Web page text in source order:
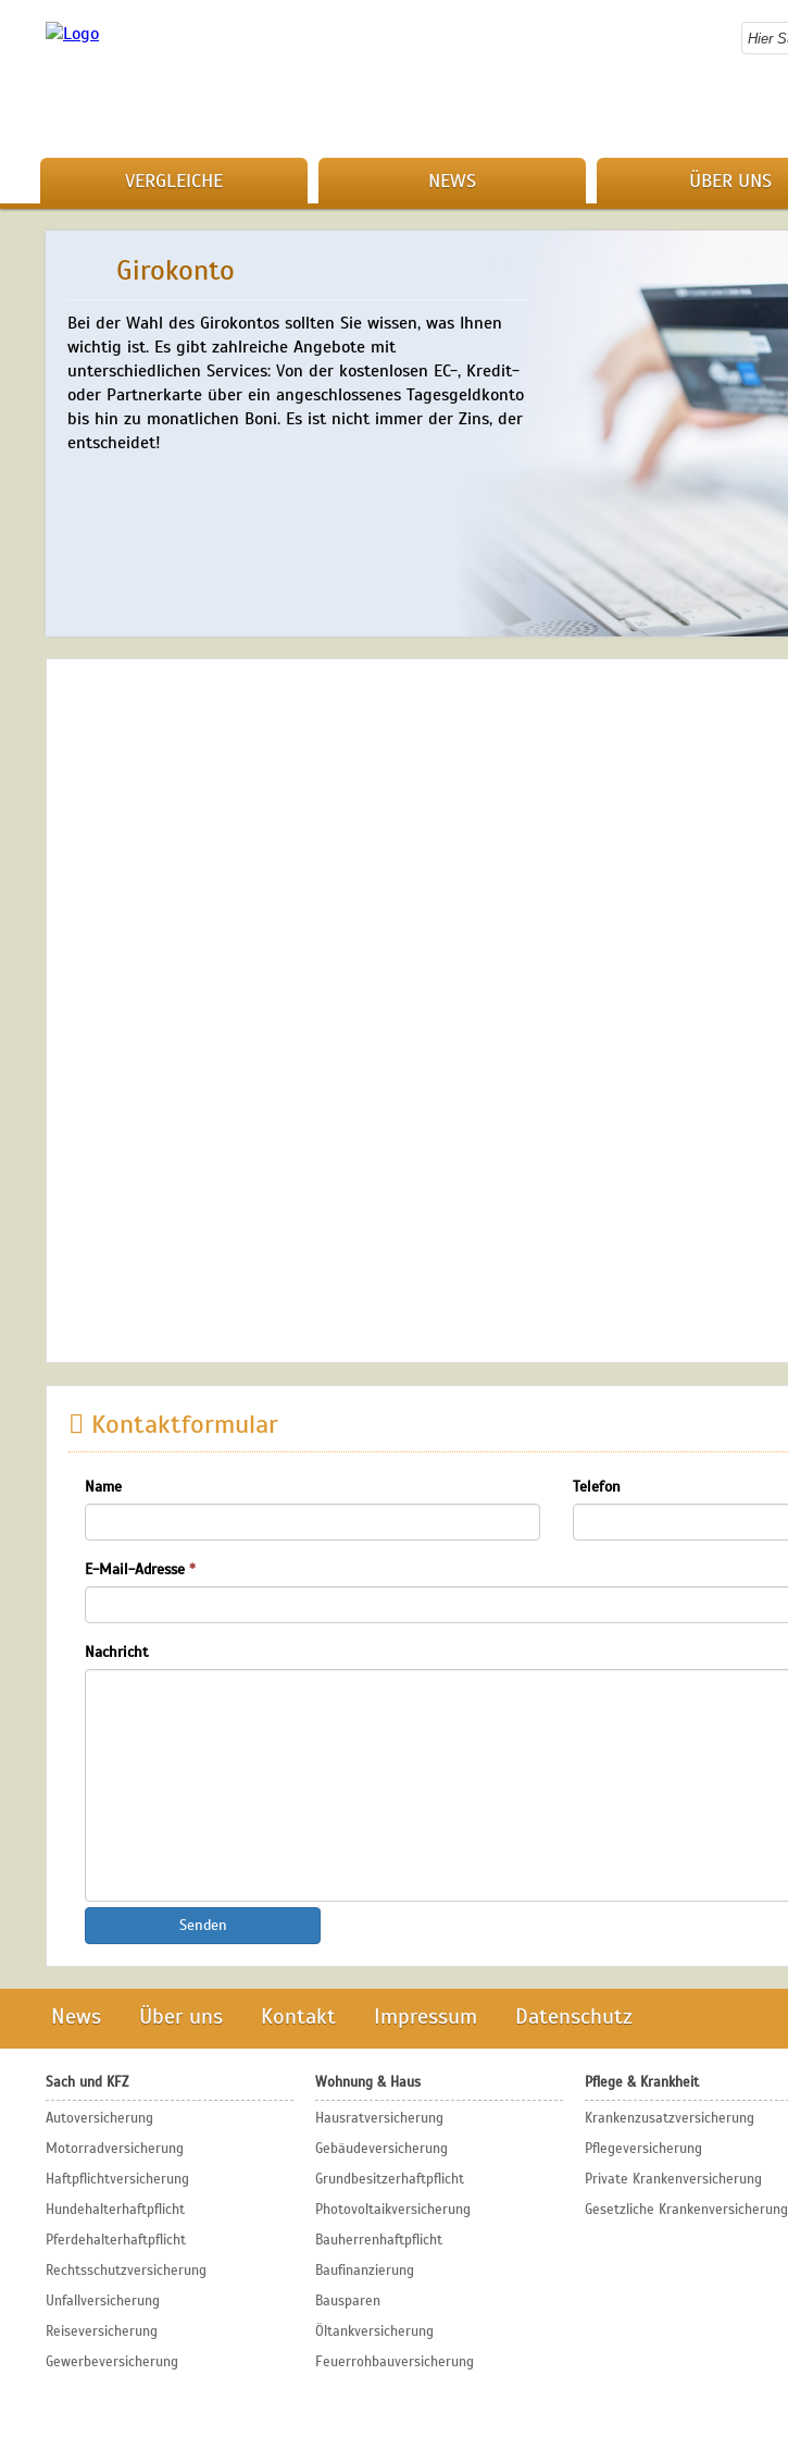
VERGLEICHE NEWS ÜBER UNS
Girokonto
Bei der Wahl des Girokontos sollten Sie wissen, was Ihnen
wichtig ist. Es gibt zahlreiche Angebote mit
unterschiedlichen Services: Von der kostenlosen EC-, Kredit-
oder Partnerkarte über ein angeschlossenes Tagesgeldkonto
bis hin zu monatlichen Boni. Es ist nicht immer der Zins, der
entscheidet!
Kontaktformular
Name Telefon
E-Mail-Adresse *
Nachricht
Senden
News Über uns Kontakt Impressum Datenschutz
Sach und KFZ
Autoversicherung
Motorradversicherung
Haftpflichtversicherung
Hundehalterhaftpflicht
Pferdehalterhaftpflicht
Rechtsschutzversicherung
Unfallversicherung
Reiseversicherung
Gewerbeversicherung
Wohnung & Haus
Hausratversicherung
Gebäudeversicherung
Grundbesitzerhaftpflicht
Photovoltaikversicherung
Bauherrenhaftpflicht
Baufinanzierung
Bausparen
Öltankversicherung
Feuerrohbauversicherung
Pflege & Krankheit
Krankenzusatzversicherung
Pflegeversicherung
Private Krankenversicherung
Gesetzliche Krankenversicherung